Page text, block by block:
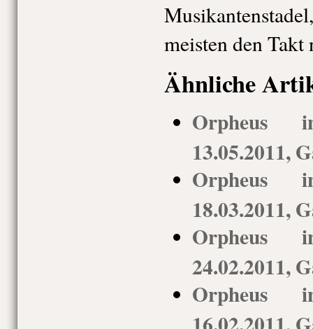
meisten den
Ähnliche
Orpheus
13.05.2011,
Orpheus
18.03.2011,
Orpheus
24.02.2011,
Orpheus
16.02.2011,